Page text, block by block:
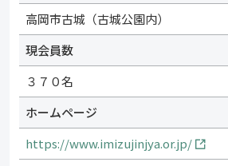
高岡市古城（古城公園内）
現会員数
３７０名
ホームページ
https://www.imizujinjya.or.jp/